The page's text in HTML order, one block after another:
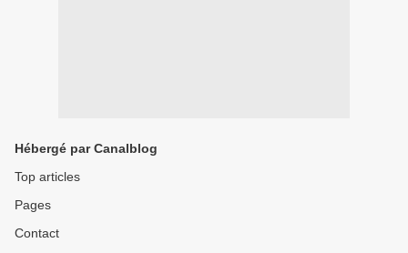
Hébergé par Canalblog
Top articles
Pages
Contact